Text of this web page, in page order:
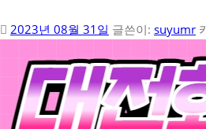
2023년 08월 31일 글쓴이: suyumr